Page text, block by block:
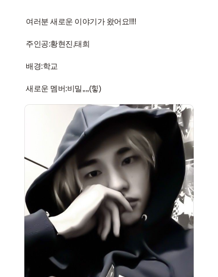
여러분 새로운 이야기가 왔어요!!!!
주인공:황현진,태희
배경:학교
새로운 멤버:비밀,,,,(힣)